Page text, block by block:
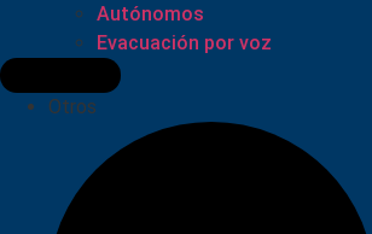
Autónomos
Evacuación por voz
Otros